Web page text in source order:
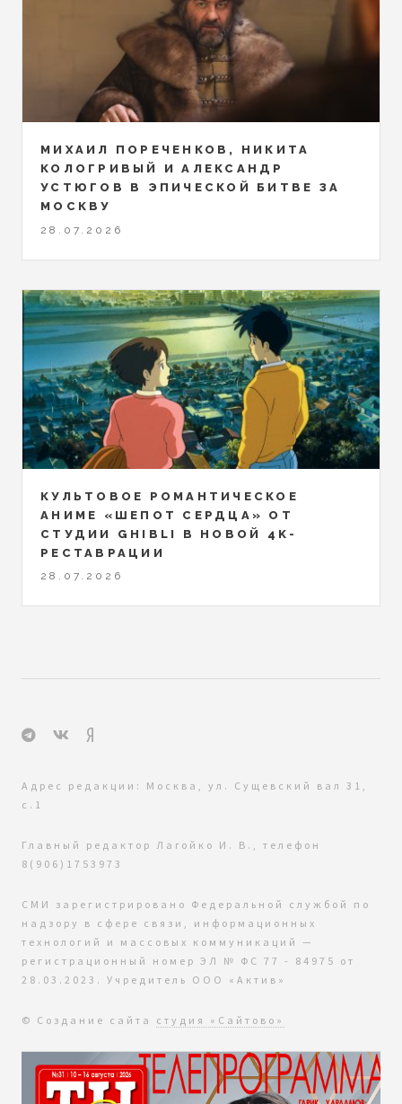
МИХАИЛ ПОРЕЧЕНКОВ, НИКИТА
КОЛОГРИВЫЙ И АЛЕКСАНДР
УСТЮГОВ В ЭПИЧЕСКОЙ БИТВЕ ЗА
МОСКВУ
28.07.2026
КУЛЬТОВОЕ РОМАНТИЧЕСКОЕ
АНИМЕ «ШЕПОТ СЕРДЦА» ОТ
СТУДИИ GHIBLI В НОВОЙ 4K-
РЕСТАВРАЦИИ
28.07.2026
Адрес редакции: Москва, ул. Сущевский вал 31,
с.1
Главный редактор Лагойко И. В., телефон
8(906)1753973
СМИ зарегистрировано Федеральной службой по
надзору в сфере связи, информационных
технологий и массовых коммуникаций —
регистрационный номер ЭЛ № ФС 77 - 84975 от
28.03.2023. Учредитель ООО «Актив»
© Создание сайта студия «Сайтово»